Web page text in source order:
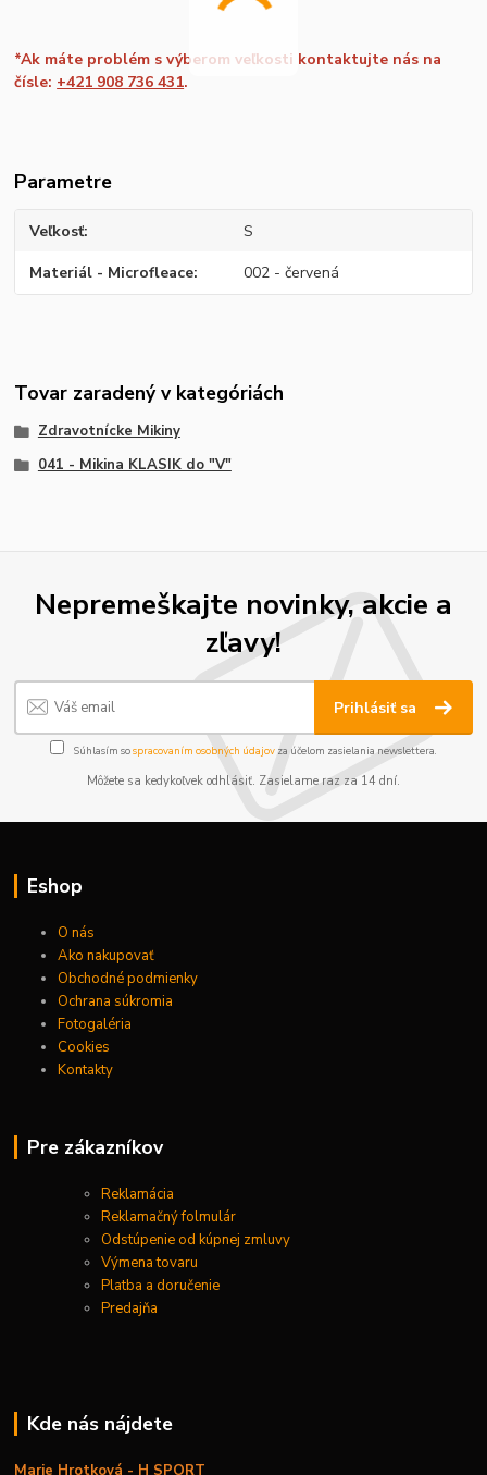
*Ak máte problém s výberom veľkosti kontaktujte nás na
čísle: +421 908 736 431.
Parametre
Veľkosť S
Materiál - Microfleace 002 - červená
Tovar zaradený v kategóriách
Zdravotnícke Mikiny
041 - Mikina KLASIK do "V"
Nepremeškajte novinky, akcie a
zľavy!
Prihlásiť sa
Súhlasím sospracovaním osobných údajov za účelom zasielania newslettera.
Môžete sa kedykoľvek odhlásiť. Zasielame raz za 14 dní.
Eshop
O nás
Ako nakupovať
Obchodné podmienky
Ochrana súkromia
Fotogaléria
Cookies
Kontakty
Pre zákazníkov
Reklamácia
Reklamačný folmulár
Odstúpenie od kúpnej zmluvy
Výmena tovaru
Platba a doručenie
Predajňa
Kde nás nájdete
Marie Hrotková - H SPORT